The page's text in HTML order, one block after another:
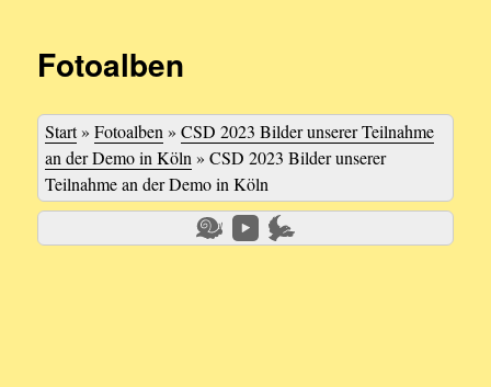
Fotoalben
Start»Fotoalben »CSD 2023 Bilder unserer Teilnahme
an der Demo in Köln »CSD 2023 Bilder unserer
Teilnahme an der Demo in Köln